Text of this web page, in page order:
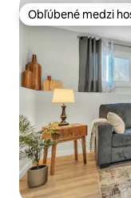
Obľúbené medzi
Obľúbené medzi